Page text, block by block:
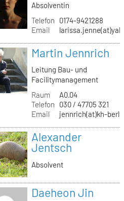
Absolventin
Telefon
0174-9421288
Email
Martin Jennrich
Leitung Bau- und
Facilitymanagement
Raum
A0.04
Telefon
030 / 47705 321
Email
jennrich(at)kh-
Alexander
Jentsch
Absolvent
Daeheon Jin